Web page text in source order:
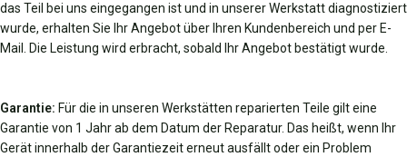
das Teil bei uns eingegangen ist und in unserer Werkstatt diagnostiziert
wurde, erhalten Sie Ihr Angebot über Ihren Kundenbereich und per E-
Mail. Die Leistung wird erbracht, sobald Ihr Angebot bestätigt wurde.
Garantie: Für die in unseren Werkstätten reparierten Teile gilt eine
Garantie von 1 Jahr ab dem Datum der Reparatur. Das heißt, wenn Ihr
Gerät innerhalb der Garantiezeit erneut ausfällt oder ein Problem